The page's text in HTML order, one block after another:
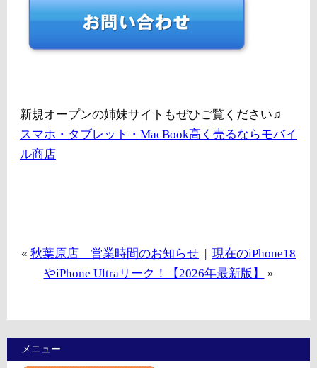
新規オープンの姉妹サイトもぜひご覧ください♫
スマホ・タブレット・MacBook高く売るならモバイ
ル商店
« 秋葉原店 営業時間のお知らせ | 現在のiPhone18
やiPhone Ultraリーク！【2026年最新版】
»
メニュー